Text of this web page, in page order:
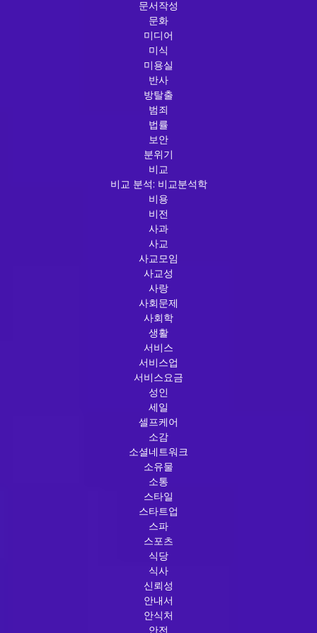
문서작성
문화
미디어
미식
미용실
반사
방탈출
범죄
법률
보안
분위기
비교
비교 분석: 비교분석학
비용
비전
사과
사교
사교모임
사교성
사랑
사회문제
사회학
생활
서비스
서비스업
서비스요금
성인
세일
셀프케어
소감
소셜네트워크
소유물
소통
스타일
스타트업
스파
스포츠
식당
식사
신뢰성
안내서
안식처
안전